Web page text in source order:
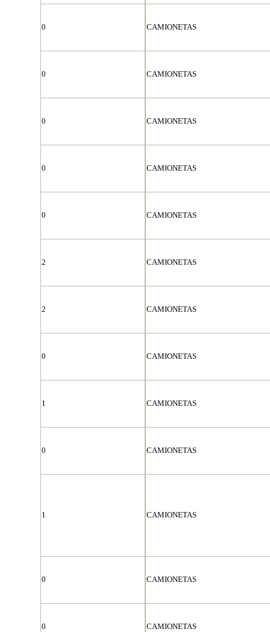
0 CAMIONETAS
0 CAMIONETAS
0 CAMIONETAS
0 CAMIONETAS
0 CAMIONETAS
2 CAMIONETAS
2 CAMIONETAS
0 CAMIONETAS
1 CAMIONETAS
0 CAMIONETAS
1 CAMIONETAS
0 CAMIONETAS
0 CAMIONETAS